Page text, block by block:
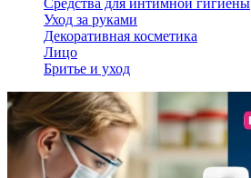
Средства для интимной гигиены
Уход за руками
Декоративная косметика
Лицо
Бритье и уход